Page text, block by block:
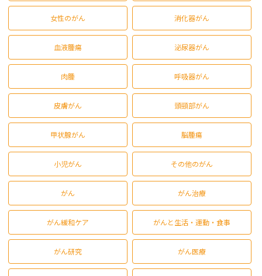
女性のがん 消化器がん
血液腫瘍 泌尿器がん
肉腫 呼吸器がん
皮膚がん 頭頸部がん
甲状腺がん 脳腫瘍
小児がん その他のがん
がん がん治療
がん緩和ケア がんと生活・運動・食事
がん研究 がん医療